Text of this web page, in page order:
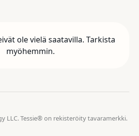
ole vielä saatavilla. Tarkista
myöhemmin.
LLC. Tessie® on rekisteröity tavaramerkki.